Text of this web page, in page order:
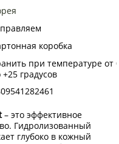
коробка
при температуре от
+25 градусов
– это эффективное
Гидролизованный
глубоко в кожный